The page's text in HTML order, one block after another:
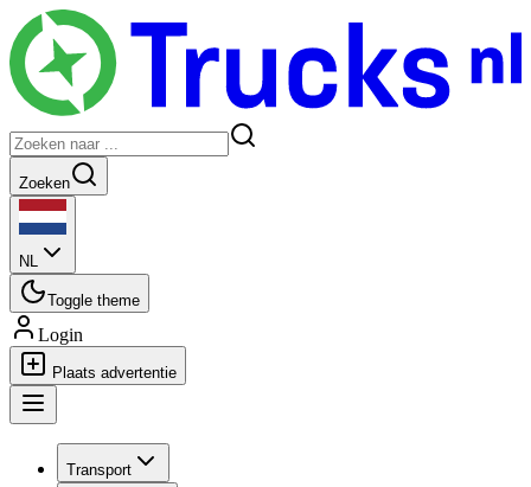
Zoeken
NL
Toggle theme
Login
Plaats advertentie
Transport